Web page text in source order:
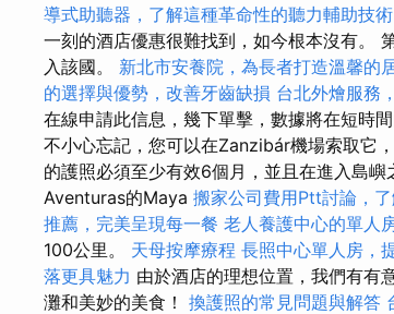
導式助聽器，了解這種革命性的聽力輔助技術
一刻的酒店優惠很難找到，如今根本沒有。
入該國。 新北市安養院，為長者打造溫馨的
的選擇與優勢，改善牙齒缺損 台北外燴服務
在線申請此信息，幾下單擊，數據將在短時間
不小心忘記，您可以在Zanzibár機場索取它
的護照必須至少有效6個月，並且在進入島嶼
Aventuras的Maya 搬家公司費用Ptt討論，
推薦，完美呈現每一餐 老人養護中心的單人
100公里。 天母按摩療程 長照中心單人房，
落更具魅力 由於酒店的理想位置，我們有有
灘和美妙的美食！ 換護照的常見問題與解答